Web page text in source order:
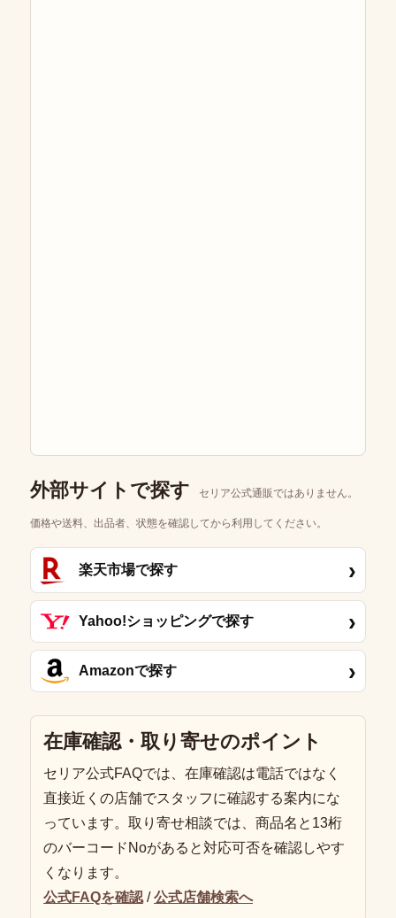
外部サイトで探す セリア公式通販ではありません。
価格や送料、出品者、状態を確認してから利用してください。
楽天市場で探す ›
Yahoo!ショッピングで探す ›
Amazonで探す ›
在庫確認・取り寄せのポイント
セリア公式FAQでは、在庫確認は電話ではなく
直接近くの店舗でスタッフに確認する案内にな
っています。取り寄せ相談では、商品名と13桁
のバーコードNoがあると対応可否を確認しやす
くなります。
公式FAQを確認 /公式店舗検索へ